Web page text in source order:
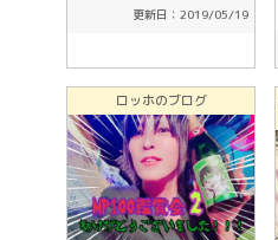
更新日：2019/05/19
ロッホのブログ